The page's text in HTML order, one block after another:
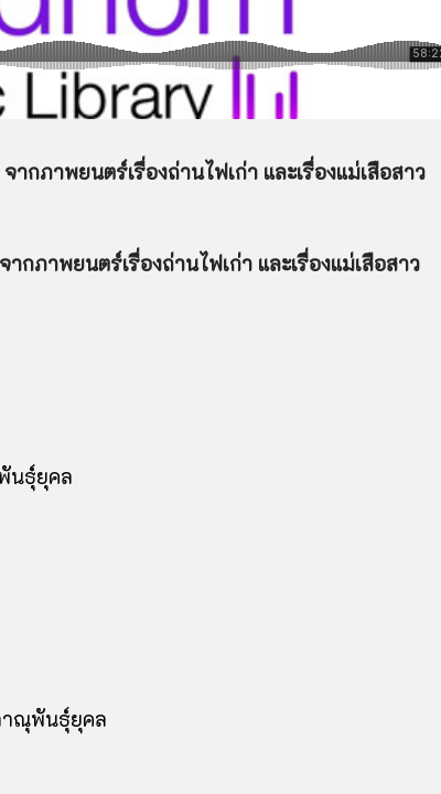
ภาพยนตร์เรื่องถ่านไฟเก่า และเรื่องแม่เสือสาว
ภาพยนตร์เรื่องถ่านไฟเก่า และเรื่องแม่เสือสาว
นธุ์ยุคล
าณุพันธุ์ยุคล